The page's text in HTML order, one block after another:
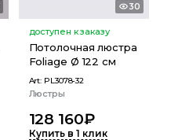
30
доступен к заказу
Потолочная люстра
Foliage Ø 122 см
Art: PL3078-32
Люстры
128 160₽
Купить в 1 клик